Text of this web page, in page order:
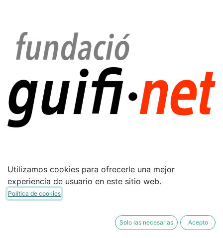
Ellogode la Fundación guifi·net
Basado en el diseño del logo de guifi·net, publicado
con licencia CC BY-SA:
Utilizamos cookies para ofrecerle una mejor
experiencia de usuario en este sitio web.
Política de cookies
Solo las necesarias Acepto